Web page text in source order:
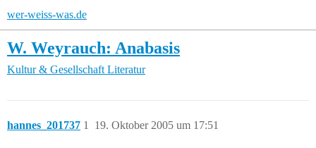
wer-weiss-was.de
W. Weyrauch: Anabasis
Kultur & Gesellschaft Literatur
hannes_201737 19. Oktober 2005 um 17:51
1